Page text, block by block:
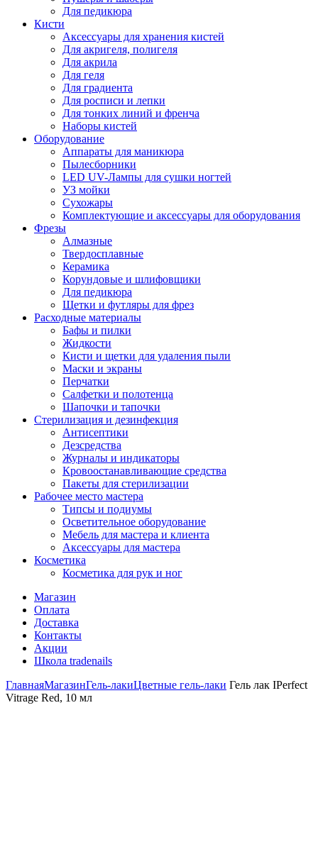
Для педикюра
Кисти
Аксессуары для хранения кистей
Для акригеля, полигеля
Для акрила
Для геля
Для градиента
Для росписи и лепки
Для тонких линий и френча
Наборы кистей
Оборудование
Аппараты для маникюра
Пылесборники
LED UV-Лампы для сушки ногтей
УЗ мойки
Сухожары
Комплектующие и аксессуары для оборудования
Фрезы
Алмазные
Твердосплавные
Керамика
Корундовые и шлифовщики
Для педикюра
Щетки и футляры для фрез
Расходные материалы
Бафы и пилки
Жидкости
Кисти и щетки для удаления пыли
Маски и экраны
Перчатки
Салфетки и полотенца
Шапочки и тапочки
Стерилизация и дезинфекция
Антисептики
Дезсредства
Журналы и индикаторы
Кровоостанавливающие средства
Пакеты для стерилизации
Рабочее место мастера
Типсы и подиумы
Осветительное оборудование
Мебель для мастера и клиента
Аксессуары для мастера
Косметика
Косметика для рук и ног
Магазин
Оплата
Доставка
Контакты
Акции
Школа tradenails
ГлавнаяМагазинГель-лакиЦветные гель-лаки Гель лак IPerfect
Vitrage Red, 10 мл